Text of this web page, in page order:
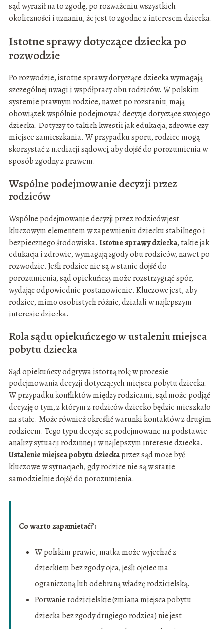
sąd wyraził na to zgodę, po rozważeniu wszystkich
okoliczności i uznaniu, że jest to zgodne z interesem dziecka.
Istotne sprawy dotyczące dziecka po
rozwodzie
Po rozwodzie, istotne sprawy dotyczące dziecka wymagają
szczególnej uwagi i współpracy obu rodziców. W polskim
systemie prawnym rodzice, nawet po rozstaniu, mają
obowiązek wspólnie podejmować decyzje dotyczące swojego
dziecka. Dotyczy to takich kwestii jak edukacja, zdrowie czy
miejsce zamieszkania. W przypadku sporu, rodzice mogą
skorzystać z mediacji sądowej, aby dojść do porozumienia w
sposób zgodny z prawem.
Wspólne podejmowanie decyzji przez
rodziców
Wspólne podejmowanie decyzji przez rodziców jest
kluczowym elementem w zapewnieniu dziecku stabilnego i
bezpiecznego środowiska. Istotne sprawy dziecka, takie jak
edukacja i zdrowie, wymagają zgody obu rodziców, nawet po
rozwodzie. Jeśli rodzice nie są w stanie dojść do
porozumienia, sąd opiekuńczy może rozstrzygnąć spór,
wydając odpowiednie postanowienie. Kluczowe jest, aby
rodzice, mimo osobistych różnic, działali w najlepszym
interesie dziecka.
Rola sądu opiekuńczego w ustaleniu miejsca
pobytu dziecka
Sąd opiekuńczy odgrywa istotną rolę w procesie
podejmowania decyzji dotyczących miejsca pobytu dziecka.
W przypadku konfliktów między rodzicami, sąd może podjąć
decyzję o tym, z którym z rodziców dziecko będzie mieszkało
na stałe. Może również określić warunki kontaktów z drugim
rodzicem. Tego typu decyzje są podejmowane na podstawie
analizy sytuacji rodzinnej i w najlepszym interesie dziecka.
Ustalenie miejsca pobytu dzieckaprzez sąd może być
kluczowe w sytuacjach, gdy rodzice nie są w stanie
samodzielnie dojść do porozumienia.
Co warto zapamietać?:
W polskim prawie, matka może wyjechać z
dzieckiem bez zgody ojca, jeśli ojciec ma
ograniczoną lub odebraną władzę rodzicielską.
Porwanie rodzicielskie (zmiana miejsca pobytu
dziecka bez zgody drugiego rodzica) nie jest